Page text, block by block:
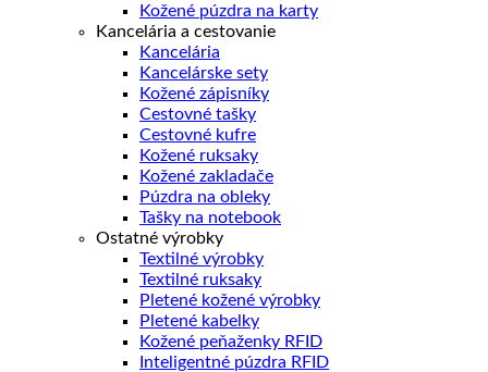
Kožené púzdra na karty
Kancelária a cestovanie
Kancelária
Kancelárske sety
Kožené zápisníky
Cestovné tašky
Cestovné kufre
Kožené ruksaky
Kožené zakladače
Púzdra na obleky
Tašky na notebook
Ostatné výrobky
Textilné výrobky
Textilné ruksaky
Pletené kožené výrobky
Pletené kabelky
Kožené peňaženky RFID
Inteligentné púzdra RFID